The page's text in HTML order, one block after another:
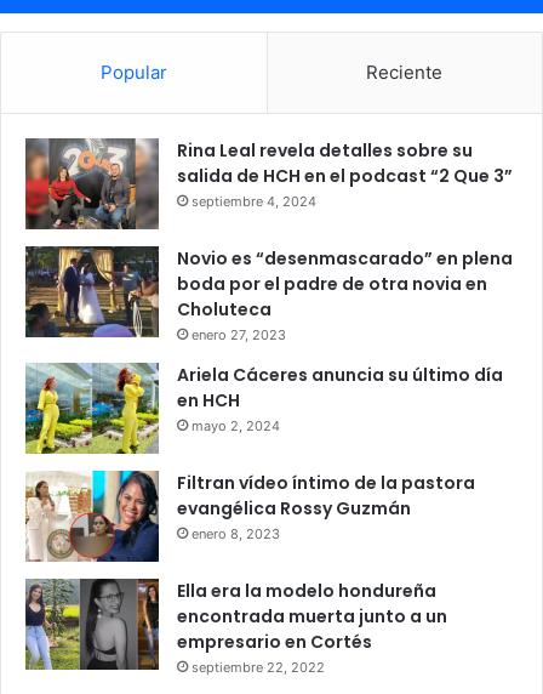
Popular Reciente
Rina Leal revela detalles sobre su
salida de HCH en el podcast “2 Que 3”
septiembre 4, 2024
Novio es “desenmascarado” en plena
boda por el padre de otra novia en
Choluteca
enero 27, 2023
Ariela Cáceres anuncia su último día
en HCH
mayo 2, 2024
Filtran vídeo íntimo de la pastora
evangélica Rossy Guzmán
enero 8, 2023
Ella era la modelo hondureña
encontrada muerta junto a un
empresario en Cortés
septiembre 22, 2022